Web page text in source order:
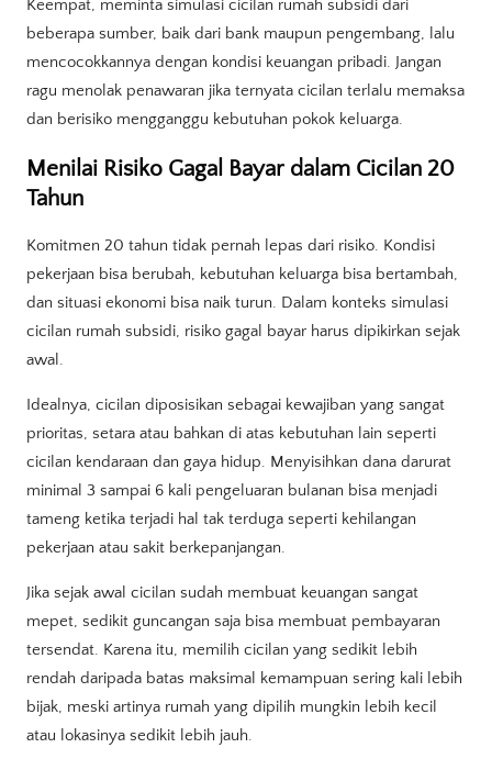
Keempat, meminta simulasi cicilan rumah subsidi dari
beberapa sumber, baik dari bank maupun pengembang, lalu
mencocokkannya dengan kondisi keuangan pribadi. Jangan
ragu menolak penawaran jika ternyata cicilan terlalu memaksa
dan berisiko mengganggu kebutuhan pokok keluarga.
Menilai Risiko Gagal Bayar dalam Cicilan 20
Tahun
Komitmen 20 tahun tidak pernah lepas dari risiko. Kondisi
pekerjaan bisa berubah, kebutuhan keluarga bisa bertambah,
dan situasi ekonomi bisa naik turun. Dalam konteks simulasi
cicilan rumah subsidi, risiko gagal bayar harus dipikirkan sejak
awal.
Idealnya, cicilan diposisikan sebagai kewajiban yang sangat
prioritas, setara atau bahkan di atas kebutuhan lain seperti
cicilan kendaraan dan gaya hidup. Menyisihkan dana darurat
minimal 3 sampai 6 kali pengeluaran bulanan bisa menjadi
tameng ketika terjadi hal tak terduga seperti kehilangan
pekerjaan atau sakit berkepanjangan.
Jika sejak awal cicilan sudah membuat keuangan sangat
mepet, sedikit guncangan saja bisa membuat pembayaran
tersendat. Karena itu, memilih cicilan yang sedikit lebih
rendah daripada batas maksimal kemampuan sering kali lebih
bijak, meski artinya rumah yang dipilih mungkin lebih kecil
atau lokasinya sedikit lebih jauh.